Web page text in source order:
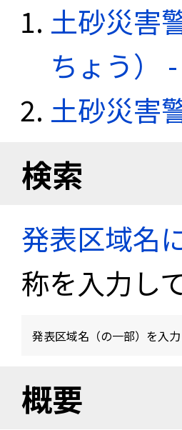
土砂災害
ちょう）
土砂災害
検索
発表区域名
称を入力し
発表区域名（の一部）を入力
概要